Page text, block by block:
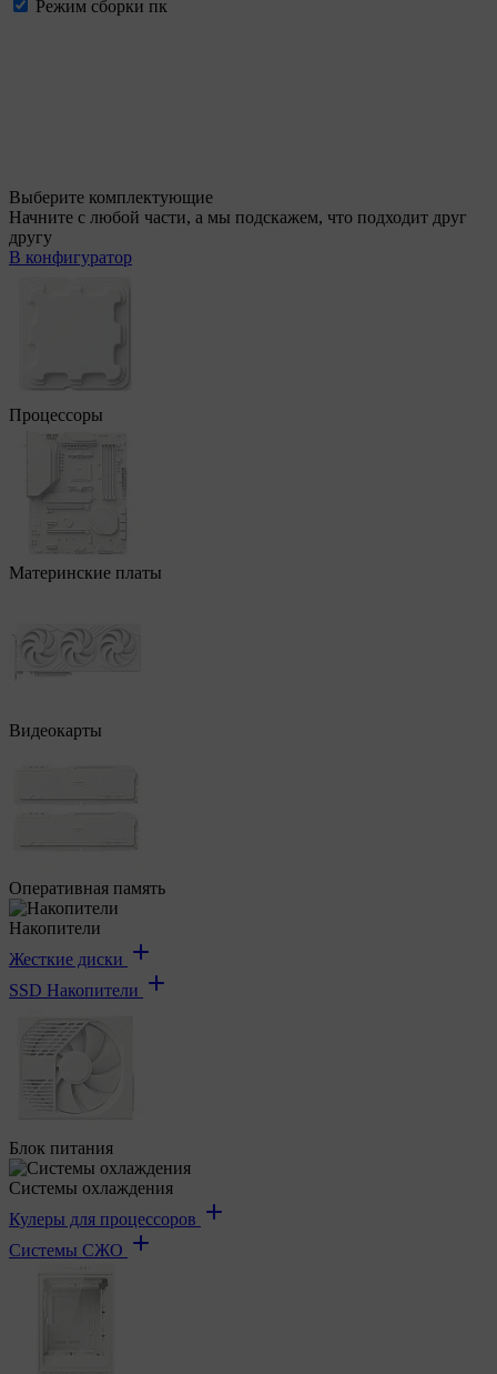
Режим сборки пк
Выберите комплектующие
Начните с любой части, а мы подскажем, что подходит друг
другу
В конфигуратор
Процессоры
Материнские платы
Видеокарты
Оперативная память
Накопители
Жесткие диски
SSD Накопители
Блок питания
Системы охлаждения
Кулеры для процессоров
Системы СЖО